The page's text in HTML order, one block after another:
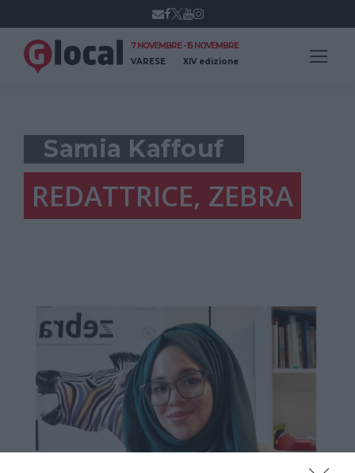
7 NOVEMBRE - 15 NOVEMBRE
VARESE
XIV edizione
Samia Kaffouf
REDATTRICE, ZEBRA